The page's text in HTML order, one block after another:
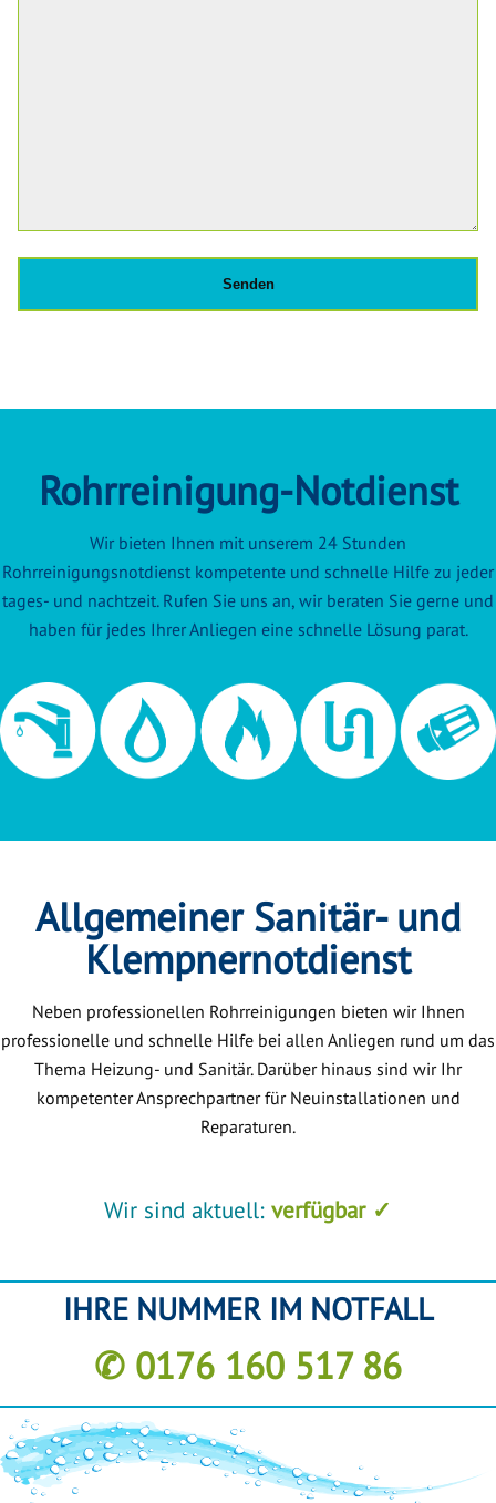
Rohrreinigung-Notdienst
Wir bieten Ihnen mit unserem 24 Stunden
Rohrreinigungsnotdienst kompetente und schnelle Hilfe zu jeder
tages- und nachtzeit. Rufen Sie uns an, wir beraten Sie gerne und
haben für jedes Ihrer Anliegen eine schnelle Lösung parat.
Allgemeiner Sanitär- und
Klempnernotdienst
Neben professionellen Rohrreinigungen bieten wir Ihnen
professionelle und schnelle Hilfe bei allen Anliegen rund um das
Thema Heizung- und Sanitär. Darüber hinaus sind wir Ihr
kompetenter Ansprechpartner für Neuinstallationen und
Reparaturen.
Wir sind aktuell: verfügbar ✓
IHRE NUMMER IM NOTFALL
✆ 0176 160 517 86